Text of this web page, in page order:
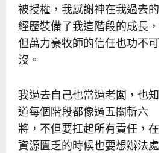
被授權，我感謝神在我過去的
經歷裝備了我這階段的成長，
但萬力豪牧師的信任也功不可
沒。
我過去自己也當過老闆，也知
道每個階段都像過五關斬六
將，不但要扛起所有責任，在
資源匱乏的時候也要想辦法處